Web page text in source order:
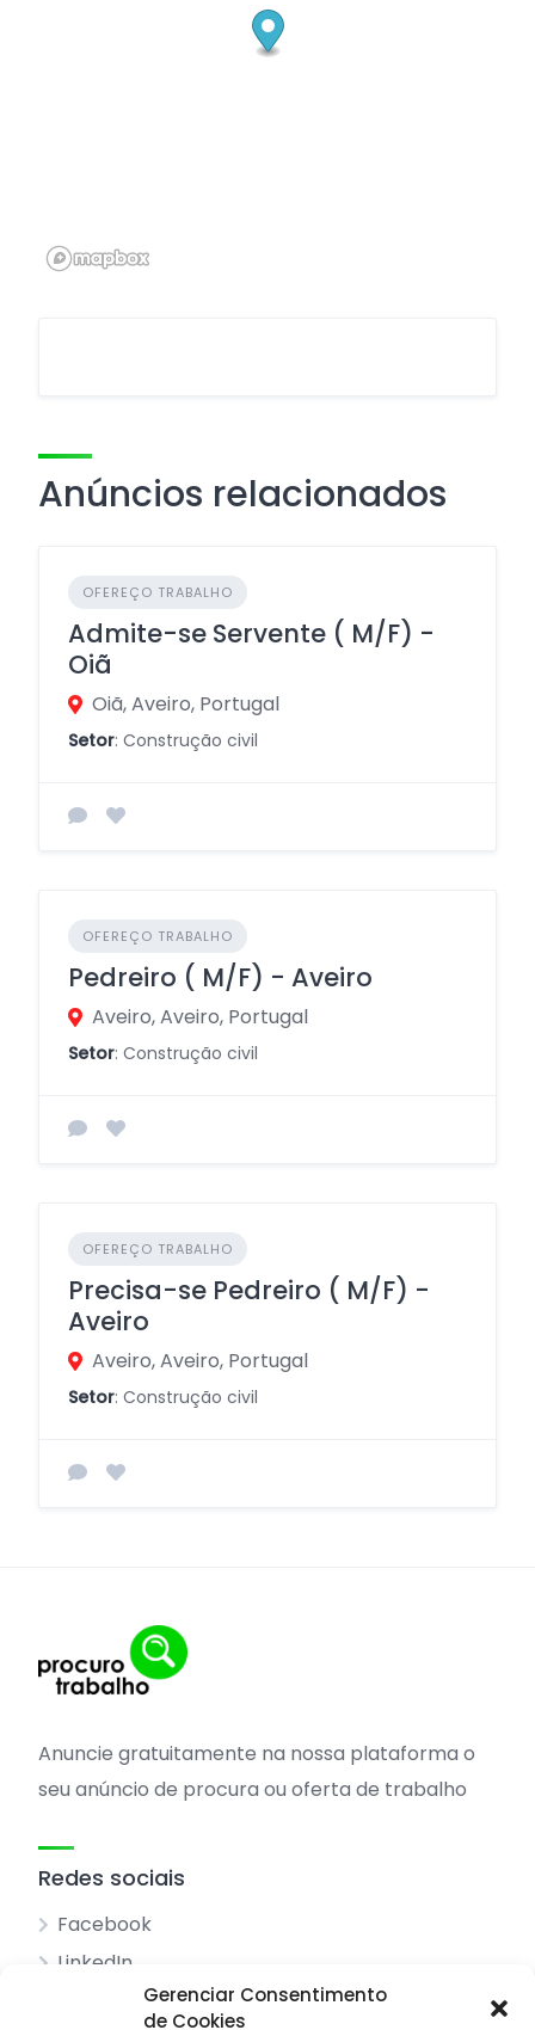
Gerenciar Consentimento
de Cookies
Anúncios relacionados
OFEREÇO TRABALHO
Admite-se Servente ( M/F) -
Oiã
Oiã, Aveiro, Portugal
Setor: Construção civil
OFEREÇO TRABALHO
Pedreiro ( M/F) - Aveiro
Aveiro, Aveiro, Portugal
Setor: Construção civil
OFEREÇO TRABALHO
Precisa-se Pedreiro ( M/F) -
Aveiro
Aveiro, Aveiro, Portugal
Setor: Construção civil
Anuncie gratuitamente na nossa plataforma o
seu anúncio de procura ou oferta de trabalho
Redes sociais
Facebook
LinkedIn